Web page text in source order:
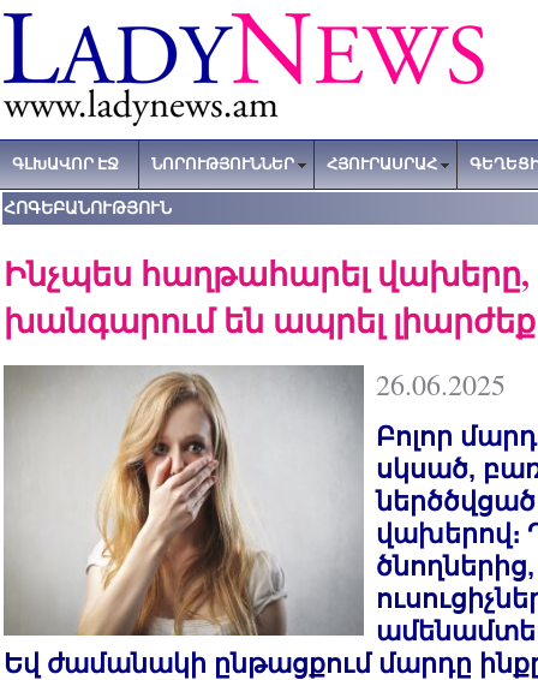
ԳԼԽԱՎՈՐ ԷՋ ՆՈՐՈՒԹՅՈՒՆՆԵՐ ՀՅՈՒՐԱՍՐԱՀ
ՀՈԳԵԲԱՆՈՒԹՅՈՒՆ
Ինչպես հաղթահարել վախերը,
խանգարում են ապրել
26.06.2025
Բոլոր
սկսած,
վախերով։
Եվ ժամանակի ընթացքում մարդը